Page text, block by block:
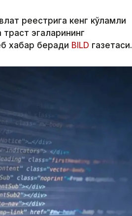
реестрига кенг кўламли
эгаларининг
хабар беради BILD газетаси.